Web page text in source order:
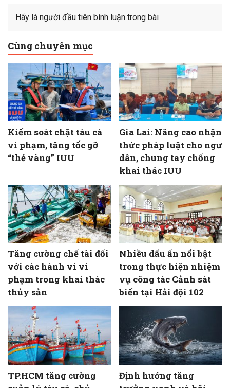
Hãy là người đầu tiên bình luận trong bài
Cùng chuyên mục
Kiểm soát chặt tàu cá
vi phạm, tăng tốc gỡ
“thẻ vàng” IUU
Gia Lai: Nâng cao nhận
thức pháp luật cho ngư
dân, chung tay chống
khai thác IUU
Tăng cường chế tài đối
với các hành vi vi
phạm trong khai thác
thủy sản
Nhiều dấu ấn nổi bật
trong thực hiện nhiệm
vụ công tác Cảnh sát
biển tại Hải đội 102
TP.HCM tăng cường
Định hướng tăng